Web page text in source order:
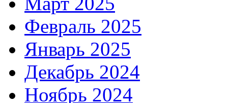
Февраль 2025
Январь 2025
Декабрь 2024
Ноябрь 2024